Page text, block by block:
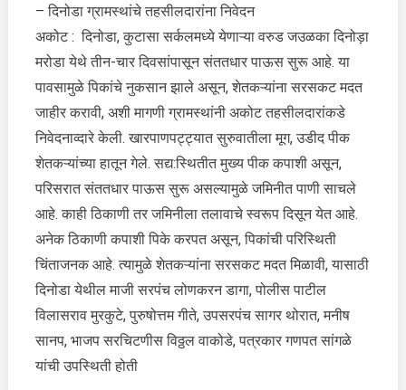
– दिनोडा ग्रामस्थांचे तहसीलदारांना निवेदन
अकोट : दिनोडा, कुटासा सर्कलमध्ये येणाऱ्या वरुड जउळका दिनोड़ा
मरोडा येथे तीन-चार दिवसांपासून संततधार पाऊस सुरू आहे. या
पावसामुळे पिकांचे नुकसान झाले असून, शेतकऱ्यांना सरसकट मदत
जाहीर करावी, अशी मागणी ग्रामस्थांनी अकोट तहसीलदारांकडे
निवेदनाव्दारे केली. खारपाणपट्ट्यात सुरुवातीला मूग, उडीद पीक
शेतकऱ्यांच्या हातून गेले. सद्य:स्थितीत मुख्य पीक कपाशी असून,
परिसरात संततधार पाऊस सुरू असल्यामुळे जमिनीत पाणी साचले
आहे. काही ठिकाणी तर जमिनीला तलावाचे स्वरूप दिसून येत आहे.
अनेक ठिकाणी कपाशी पिके करपत असून, पिकांची परिस्थिती
चिंताजनक आहे. त्यामुळे शेतकऱ्यांना सरसकट मदत मिळावी, यासाठी
दिनोडा येथील माजी सरपंच लोणकरन डागा, पोलीस पाटील
विलासराव मुरकुटे, पुरुषोत्तम गीते, उपसरपंच सागर थोरात, मनीष
सानप, भाजप सरचिटणीस विठ्ठल वाकोडे, पत्रकार गणपत सांगळे
यांची उपस्थिती होती